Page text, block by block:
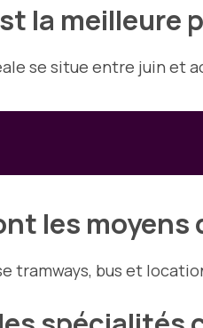
la meilleure
se situe entre juin et
les
tramways, bus et